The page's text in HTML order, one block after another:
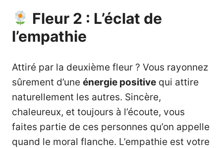
Fleur 2 : L’éclat de
l’empathie
Attiré par la deuxième fleur ? Vous rayonnez
sûrement d’une énergie positive qui attire
naturellement les autres. Sincère,
chaleureux, et toujours à l’écoute, vous
faites partie de ces personnes qu’on appelle
quand le moral flanche. L’empathie est votre